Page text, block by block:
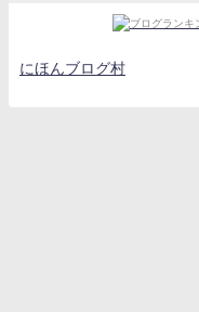
にほんブログ村